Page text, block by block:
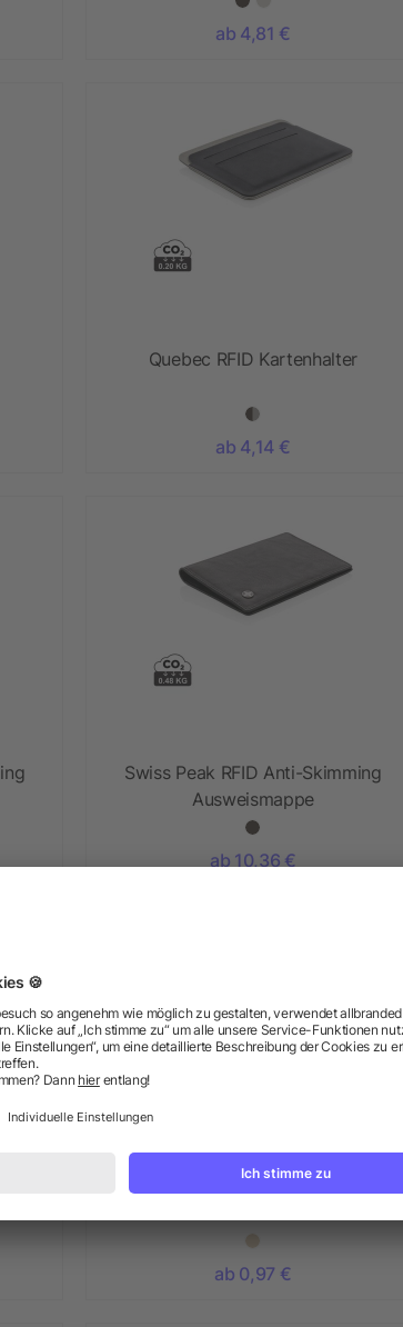
ab 4,81 €
Quebec RFID Kartenhalter
ab 4,14 €
Swiss Peak RFID Anti-Skimming
Ausweismappe
ab 10,36 €
RFID Kreditkartenhalter
ab 0,97 €